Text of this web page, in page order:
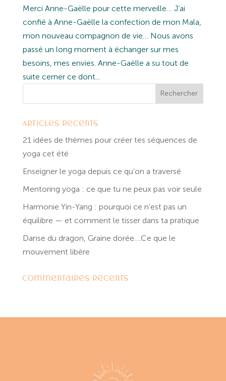
Merci Anne-Gaëlle pour cette merveille… J’ai
confié à Anne-Gaëlle la confection de mon Mala,
mon nouveau compagnon de vie… Nous avons
passé un long moment à échanger sur mes
besoins, mes envies. Anne-Gaëlle a su tout de
suite cerner ce dont...
Articles récents
21 idées de thèmes pour créer tes séquences de
yoga cet été
Enseigner le yoga depuis ce qu’on a traversé
Mentoring yoga : ce que tu ne peux pas voir seule
Harmonie Yin-Yang : pourquoi ce n’est pas un
équilibre — et comment le tisser dans ta pratique
Danse du dragon, Graine dorée….Ce que le
mouvement libère
Commentaires récents